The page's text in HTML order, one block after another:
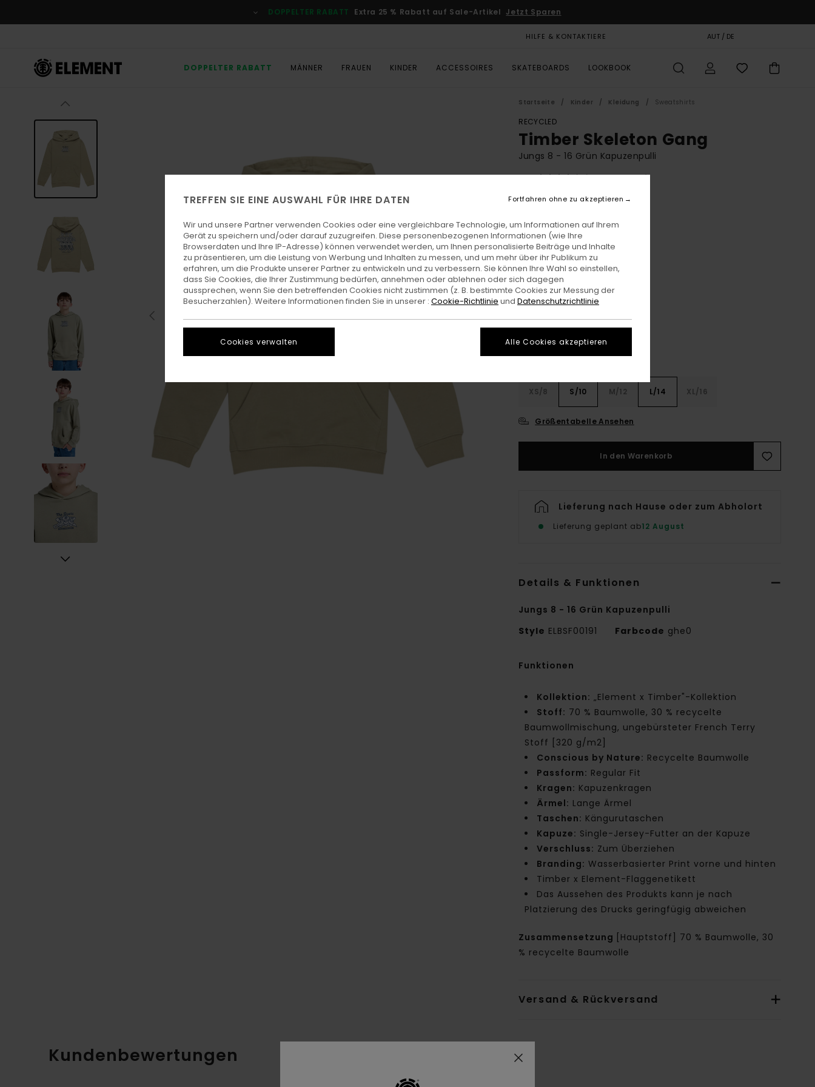
Produktinformation
DOPPELTER RABATT Extra 25 % Rabatt auf Sale-Artikel Jetzt Sparen
HILFE & KONTAKTIERE AUT / DE
DOPPELTER RABATT MÄNNER FRAUEN KINDER ACCESSOIRES SKATEBOARDS LOOKBOOK
Startseite Kinder Kleidung Sweatshirts
RECYCLED
Timber Skeleton Gang
Jungs 8 - 16 Grün Kapuzenpulli
4.8
ECO-BONUS
€ 22,50
SALE
DOPPELTER RABATT EXTRA 25 %
Farbe Tea
XS/8 S/10 M/12 L/14 XL/16
Größentabelle Ansehen
In den Warenkorb
Lieferung nach Hause oder zum Abholort
Lieferung geplant ab12 August
Details & Funktionen
Jungs 8 - 16 Grün Kapuzenpulli
Style ELBSF00191 Farbcode ghe0
Funktionen
Kollektion: „Element x Timber"-Kollektion
Stoff: 70 % Baumwolle, 30 % recycelte
Baumwollmischung, ungebürsteter French Terry
Stoff [320 g/m2]
Conscious by Nature: Recycelte Baumwolle
Passform: Regular Fit
Kragen: Kapuzenkragen
Ärmel: Lange Ärmel
Taschen: Kängurutaschen
Kapuze: Single-Jersey-Futter an der Kapuze
Verschluss: Zum Überziehen
Branding: Wasserbasierter Print vorne und hinten
Timber x Element-Flaggenetikett
Das Aussehen des Produkts kann je nach
Platzierung des Drucks geringfügig abweichen
Zusammensetzung
[Hauptstoff] 70 % Baumwolle, 30
% recycelte Baumwolle
Versand & Rückversand
Kundenbewertungen
TREFFEN SIE EINE AUSWAHL FÜR IHRE DATEN
Wir und unsere Partner verwenden Cookies oder eine vergleichbare Technologie, um Informationen auf Ihrem
Gerät zu speichern und/oder darauf zuzugreifen. Diese personenbezogenen Informationen (wie Ihre
Browserdaten und Ihre IP-Adresse) können verwendet werden, um Ihnen personalisierte Beiträge und Inhalte
zu präsentieren, um die Leistung von Werbung und Inhalten zu messen, und um mehr über ihr Publikum zu
erfahren, um die Produkte unserer Partner zu entwickeln und zu verbessern. Sie können Ihre Wahl so einstellen,
dass Sie Cookies, die Ihrer Zustimmung bedürfen, annehmen oder ablehnen oder sich dagegen
aussprechen, wenn Sie den betreffenden Cookies nicht zustimmen (z. B. bestimmte Cookies zur Messung der
Besucherzahlen). Weitere Informationen finden Sie in unserer : Cookie-Richtlinie und Datenschutzrichtlinie
Cookies verwalten
Fortfahren ohne zu akzeptieren
Alle Cookies akzeptieren